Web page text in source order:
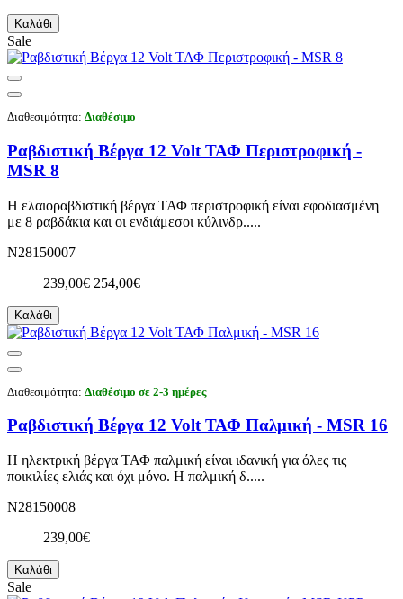
Καλάθι
Sale
Διαθεσιμότητα: Διαθέσιμο
Ραβδιστική Βέργα 12 Volt ΤΑΦ Περιστροφική -
MSR 8
Η ελαιοραβδιστική βέργα ΤΑΦ περιστροφική είναι εφοδιασμένη
με 8 ραβδάκια και οι ενδιάμεσοι κύλινδρ.....
N28150007
239,00€ 254,00€
Καλάθι
Διαθεσιμότητα: Διαθέσιμο σε 2-3 ημέρες
Ραβδιστική Βέργα 12 Volt ΤΑΦ Παλμική - MSR 16
Η ηλεκτρική βέργα ΤΑΦ παλμική είναι ιδανική για όλες τις
ποικιλίες ελιάς και όχι μόνο. Η παλμική δ.....
N28150008
239,00€
Καλάθι
Sale